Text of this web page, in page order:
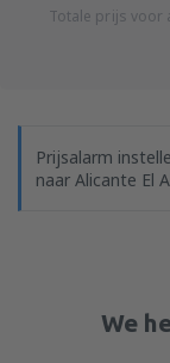
Totale prijs voor
Prijsalarm
naar Alicante El
We